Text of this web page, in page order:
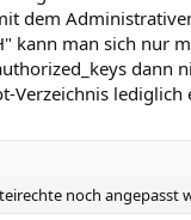
dem
kann man sich nur
dann
Verzeichnis
noch angepasst